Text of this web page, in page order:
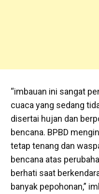
“imbauan ini sangat
cuaca yang sedang
disertai hujan dan
bencana. BPBD
tetap tenang dan
bencana atas
berhati saat
banyak pepohonan,”